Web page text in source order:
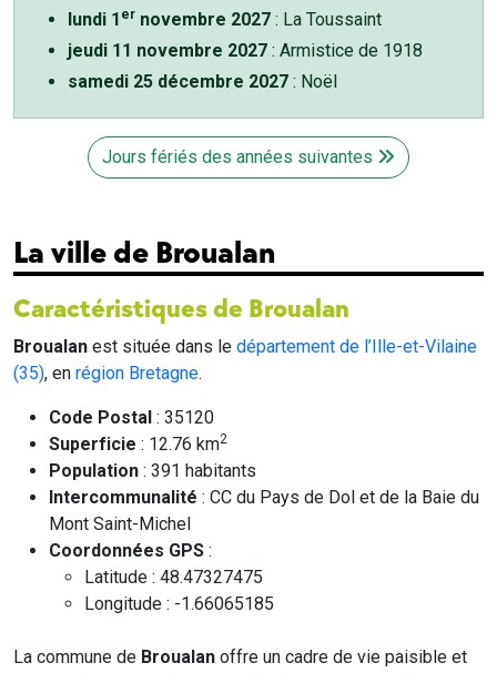
lundi 1 er novembre 2027 : La Toussaint
jeudi 11 novembre 2027 : Armistice de 1918
samedi 25 décembre 2027 : Noël
Jours fériés des années suivantes
La ville de Broualan
Caractéristiques de Broualan
Broualan est située dans le département de l’Ille-et-Vilaine
(35), en région Bretagne.
Code Postal : 35120
Superficie : 12.76 km2
Population : 391 habitants
Intercommunalité : CC du Pays de Dol et de la Baie du
Mont Saint-Michel
Coordonnées GPS :
Latitude : 48.47327475
Longitude : -1.66065185
La commune de Broualan offre un cadre de vie paisible et